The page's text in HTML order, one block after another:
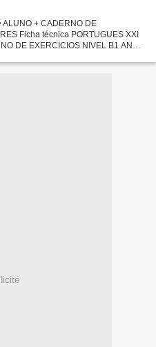
ALUNO + CADERNO DE
Ficha técnica PORTUGUES XXI
DE EXERCICIOS NIVEL B1 ANA